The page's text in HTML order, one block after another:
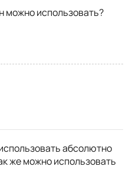
можно использовать?
абсолютно
же можно использовать